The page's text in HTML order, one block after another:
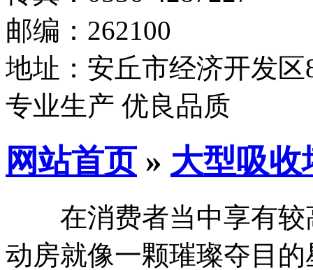
邮编：262100
地址：安丘市经济开发区
专业生产 优良品质
网站首页» 大型吸收
在消费者当中享有较
动房就像一颗璀璨夺目